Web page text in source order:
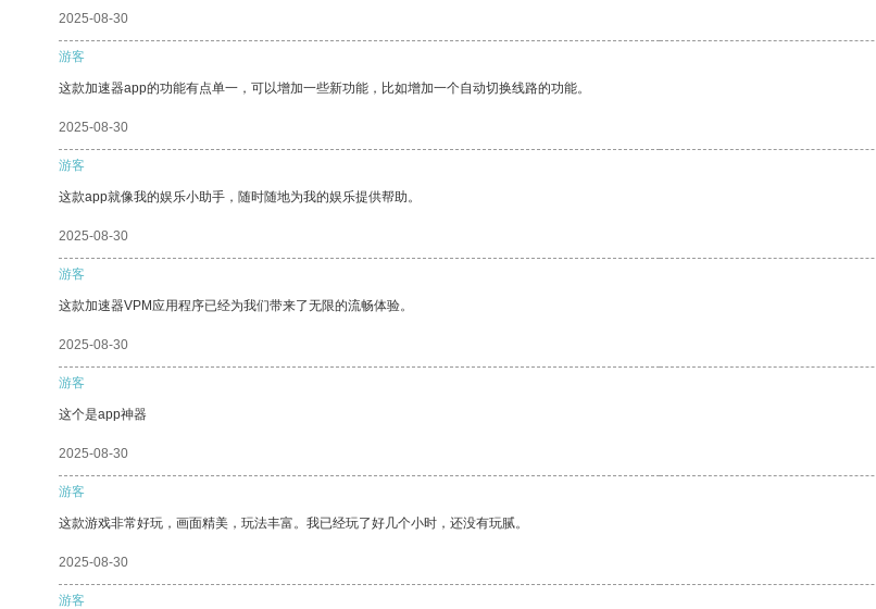
2025-08-30
游客
这款加速器app的功能有点单一，可以增加一些新功能，比如增加一个自动切换线路的功能。
2025-08-30
游客
这款app就像我的娱乐小助手，随时随地为我的娱乐提供帮助。
2025-08-30
游客
这款加速器VPM应用程序已经为我们带来了无限的流畅体验。
2025-08-30
游客
这个是app神器
2025-08-30
游客
这款游戏非常好玩，画面精美，玩法丰富。我已经玩了好几个小时，还没有玩腻。
2025-08-30
游客